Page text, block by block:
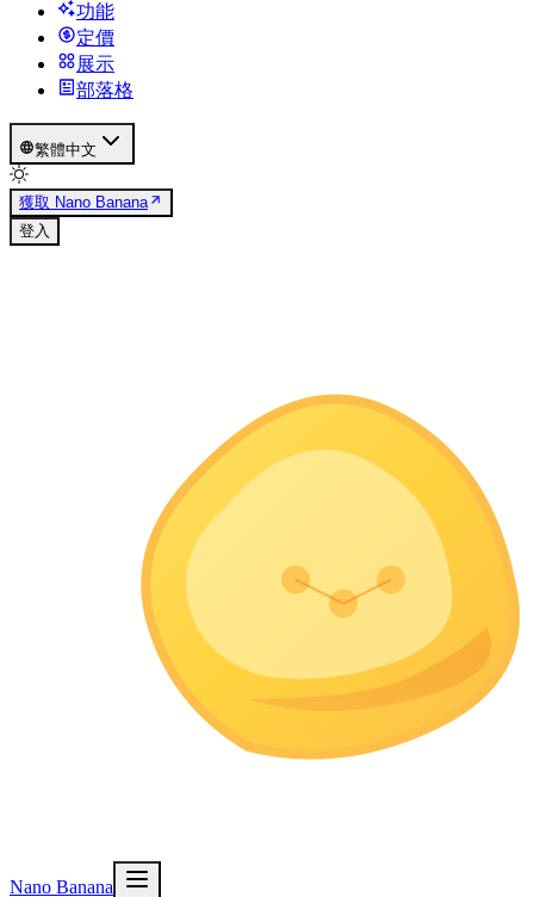
功能
定價
展示
部落格
繁體中文
獲取 Nano Banana
登入
Nano Banana